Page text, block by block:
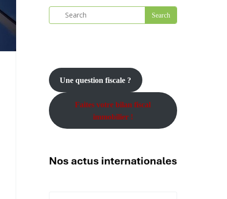
Une question fiscale ?
Faites votre bilan fiscal
immobilier !